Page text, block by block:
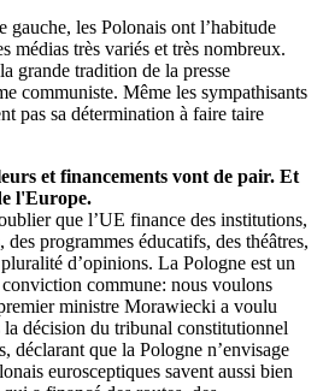
gauche, les Polonais ont l’habitude
médias très variés et très nombreux.
grande tradition de la presse
communiste. Même les sympathisants
pas sa détermination à faire taire
et financements vont de pair. Et
l'Europe.
que l’UE finance des institutions,
des programmes éducatifs, des théâtres,
d’opinions. La Pologne est un
commune: nous voulons
ministre Morawiecki a voulu
décision du tribunal constitutionnel
déclarant que la Pologne n’envisage
eurosceptiques savent aussi bien